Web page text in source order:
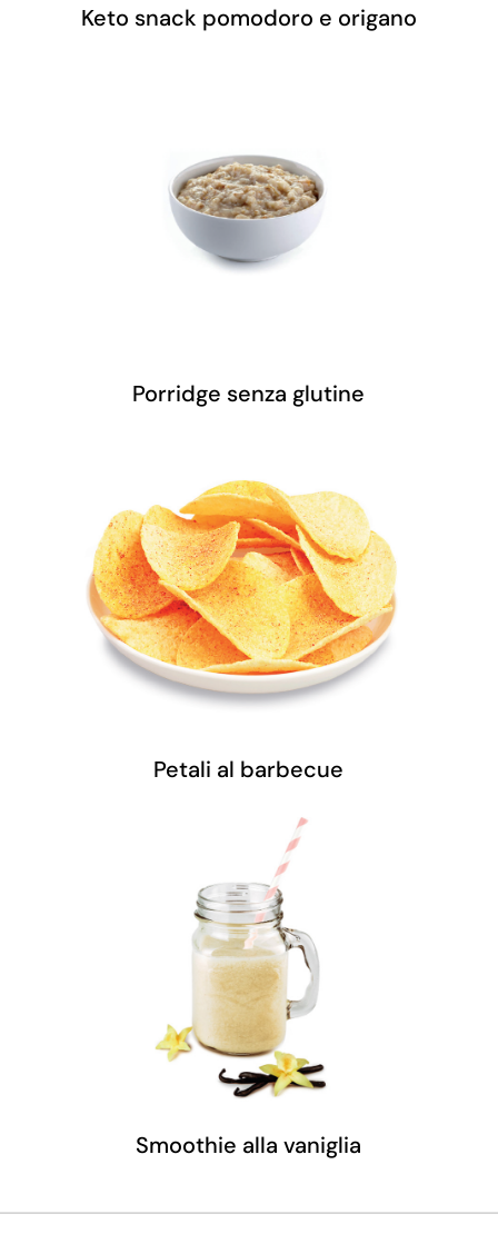
Keto snack pomodoro e origano
Porridge senza glutine
Petali al barbecue
Smoothie alla vaniglia